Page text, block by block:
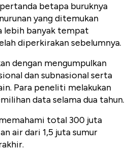
betapa buruknya
yang ditemukan
lebih banyak tempat
diperkirakan sebelumnya.
dengan mengumpulkan
dan subnasional serta
Para peneliti melakukan
data selama dua tahun.
total 300 juta
air dari 1,5 juta sumur